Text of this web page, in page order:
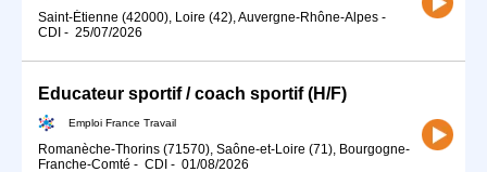
Saint-Étienne (42000), Loire (42), Auvergne-Rhône-Alpes -
CDI - 25/07/2026
Educateur sportif / coach sportif (H/F)
Emploi France Travail
Romanèche-Thorins (71570), Saône-et-Loire (71), Bourgogne-
Franche-Comté - CDI - 01/08/2026